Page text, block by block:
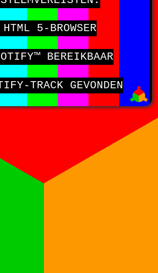
5-BROWSER
BEREIKBAAR
TRACK GEVONDEN